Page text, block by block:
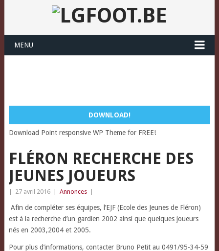
MENU
DOWNLOAD!
Download Point responsive WP Theme for FREE!
FLÉRON RECHERCHE DES
JEUNES JOUEURS
27 avril 2016 Annonces
Afin de compléter ses équipes, l’EJF (Ecole des Jeunes de Fléron)
est à la recherche d’un gardien 2002 ainsi que quelques joueurs
nés en 2003,2004 et 2005.
Pour plus d’informations, contacter Bruno Petit au 0491/95-34-59